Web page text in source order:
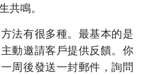
共鳴。
法有很多種。最基本的是
動邀請客戶提供反饋。你
周後發送一封郵件，詢問